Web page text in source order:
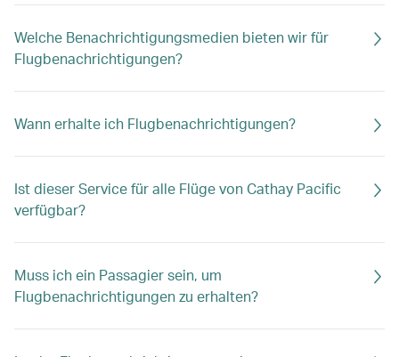
Welche Benachrichtigungsmedien bieten wir für
Flugbenachrichtigungen?
Wann erhalte ich Flugbenachrichtigungen?
Ist dieser Service für alle Flüge von Cathay Pacific
verfügbar?
Muss ich ein Passagier sein, um
Flugbenachrichtigungen zu erhalten?